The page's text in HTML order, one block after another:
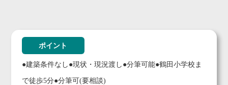
ポイント
●建築条件なし●現状・現況渡し●分筆可能●鶴田小学校ま
で徒歩5分●分筆可(要相談)